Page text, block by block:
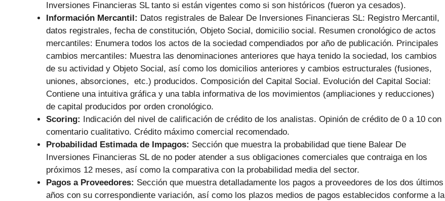
Inversiones Financieras SL tanto si están vigentes como si son históricos (fueron ya cesados).
Información Mercantil: Datos registrales de Balear De Inversiones Financieras SL: Registro Mercantil,
datos registrales, fecha de constitución, Objeto Social, domicilio social. Resumen cronológico de actos
mercantiles: Enumera todos los actos de la sociedad compendiados por año de publicación. Principales
cambios mercantiles: Muestra las denominaciones anteriores que haya tenido la sociedad, los cambios
de su actividad y Objeto Social, así como los domicilios anteriores y cambios estructurales (fusiones,
uniones, absorciones, etc.) producidos. Composición del Capital Social. Evolución del Capital Social:
Contiene una intuitiva gráfica y una tabla informativa de los movimientos (ampliaciones y reducciones)
de capital producidos por orden cronológico.
Scoring: Indicación del nivel de calificación de crédito de los analistas. Opinión de crédito de 0 a 10 con
comentario cualitativo. Crédito máximo comercial recomendado.
Probabilidad Estimada de Impagos: Sección que muestra la probabilidad que tiene Balear De
Inversiones Financieras SL de no poder atender a sus obligaciones comerciales que contraiga en los
próximos 12 meses, así como la comparativa con la probabilidad media del sector.
Pagos a Proveedores: Sección que muestra detalladamente los pagos a proveedores de los dos últimos
años con su correspondiente variación, así como los plazos medios de pagos establecidos conforme a la